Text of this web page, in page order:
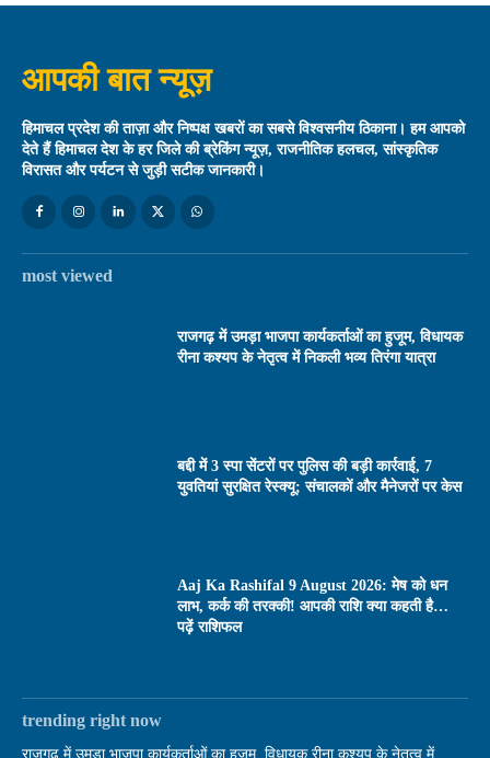
आपकी बात न्यूज़
हिमाचल प्रदेश की ताज़ा और निष्पक्ष खबरों का सबसे विश्वसनीय ठिकाना। हम आपको
देते हैं हिमाचल देश के हर जिले की ब्रेकिंग न्यूज़, राजनीतिक हलचल, सांस्कृतिक
विरासत और पर्यटन से जुड़ी सटीक जानकारी।
most viewed
राजगढ़ में उमड़ा भाजपा कार्यकर्ताओं का हुजूम, विधायक
रीना कश्यप के नेतृत्व में निकली भव्य तिरंगा यात्रा
बद्दी में 3 स्पा सेंटरों पर पुलिस की बड़ी कार्रवाई, 7
युवतियां सुरक्षित रेस्क्यू; संचालकों और मैनेजरों पर केस
Aaj Ka Rashifal 9 August 2026: मेष को धन
लाभ, कर्क की तरक्की! आपकी राशि क्या कहती है…
पढ़ें राशिफल
trending right now
राजगढ़ में उमड़ा भाजपा कार्यकर्ताओं का हुजूम, विधायक रीना कश्यप के नेतृत्व में